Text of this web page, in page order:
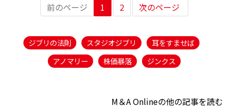
前のページ 1 2 次のページ
ジブリの法則 スタジオジブリ
耳をすませば
アノマリー
株価暴落 ジンクス
M＆A Onlineの他の記事を読む